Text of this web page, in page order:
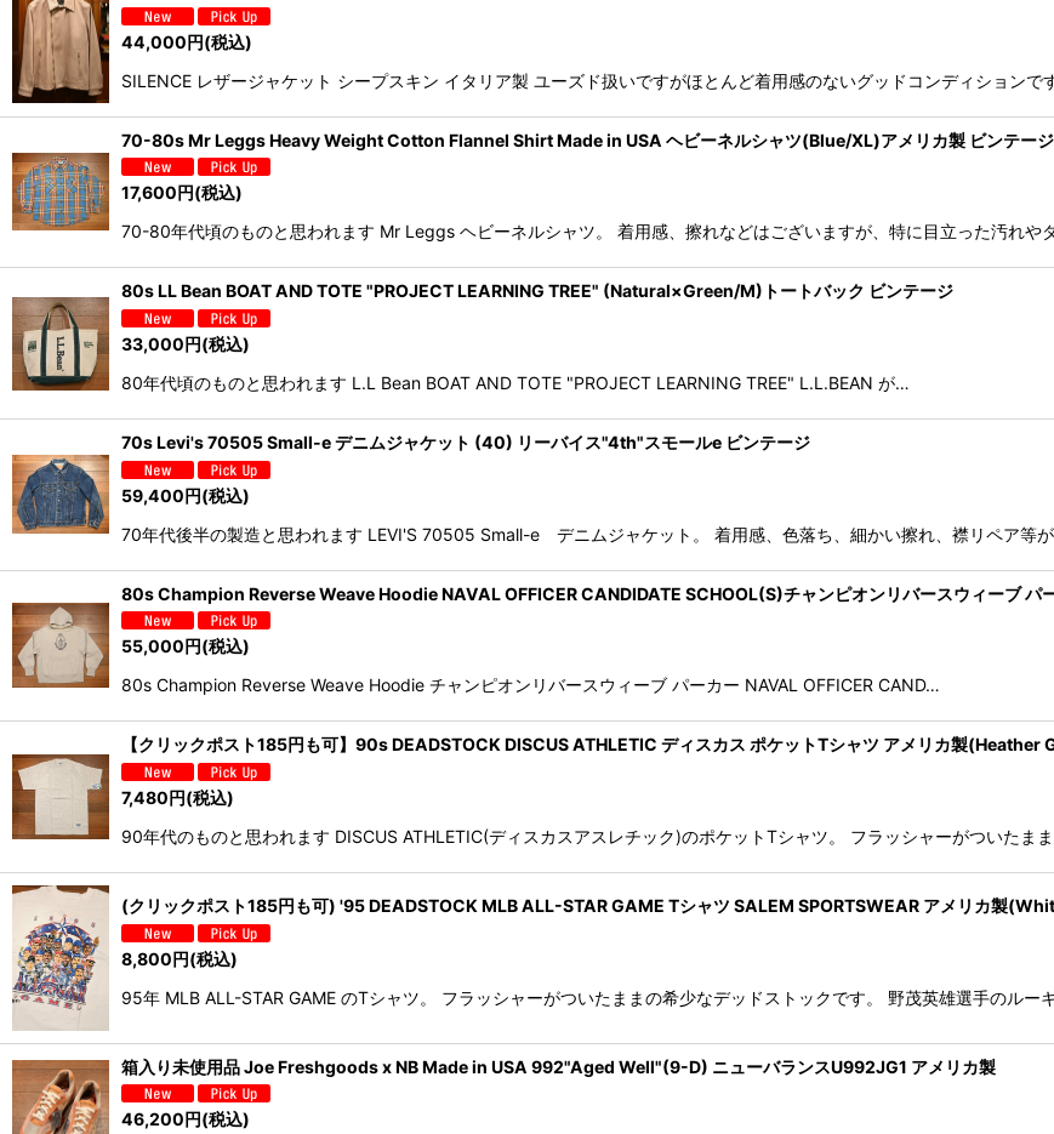
44,000円(税込)
SILENCE レザージャケット シープスキン イタリア製 ユーズド扱いですがほとんど着用感のないグッドコンディションで
70-80s Mr Leggs Heavy Weight Cotton Flannel Shirt Made in USA ヘビーネルシャツ(Blue/XL)アメリカ製 ビンテージ
17,600円(税込)
70-80年代頃のものと思われます Mr Leggs ヘビーネルシャツ。 着用感、擦れなどはございますが、特に目立った汚れや
80s LL Bean BOAT AND TOTE "PROJECT LEARNING TREE" (Natural×Green/M)トートバック ビンテージ
33,000円(税込)
80年代頃のものと思われます L.L Bean BOAT AND TOTE "PROJECT LEARNING TREE" L.L.BEAN が…
70s Levi's 70505 Small-e デニムジャケット (40) リーバイス"4th"スモールe ビンテージ
59,400円(税込)
70年代後半の製造と思われます LEVI'S 70505 Small-e デニムジャケット。 着用感、色落ち、細かい擦れ、襟リペア等
80s Champion Reverse Weave Hoodie NAVAL OFFICER CANDIDATE SCHOOL(S)チャンピオンリバースウィーブ パ
55,000円(税込)
80s Champion Reverse Weave Hoodie チャンピオンリバースウィーブ パーカー NAVAL OFFICER CAND…
【クリックポスト185円も可】90s DEADSTOCK DISCUS ATHLETIC ディスカス ポケットTシャツ アメリカ製(Heather
7,480円(税込)
90年代のものと思われます DISCUS ATHLETIC(ディスカスアスレチック)のポケットTシャツ。 フラッシャーがついたま
(クリックポスト185円も可) '95 DEADSTOCK MLB ALL-STAR GAME Tシャツ SALEM SPORTSWEAR アメリカ製
8,800円(税込)
95年 MLB ALL-STAR GAME のTシャツ。 フラッシャーがついたままの希少なデッドストックです。 野茂英雄選手のルー
箱入り未使用品 Joe Freshgoods x NB Made in USA 992"Aged Well"(9-D) ニューバランスU992JG1 アメリカ製
46,200円(税込)